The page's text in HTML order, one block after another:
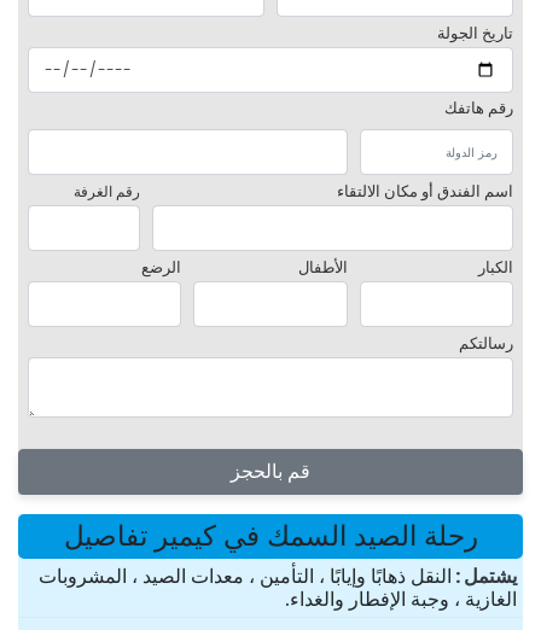
تاريخ الجولة
رقم هاتفك
اسم الفندق أو مكان الالتقاء رقم الغرفة
الكبار الأطفال الرضع
رسالتكم
قم بالحجز
رحلة الصيد السمك في كيمير تفاصيل
یشتمل النقل ذهابًا وإيابًا ، التأمين ، معدات الصيد ، المشروبات
الغازية ، وجبة الإفطار والغداء.